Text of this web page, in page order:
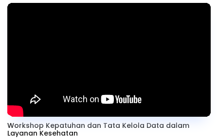
Workshop Kepatuhan dan Tata Kelola Data dalam
Layanan Kesehatan